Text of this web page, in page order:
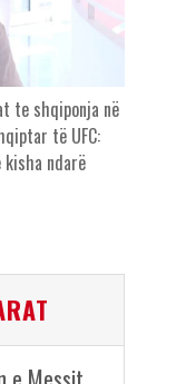
te shqiponja në
të UFC:
ndarë